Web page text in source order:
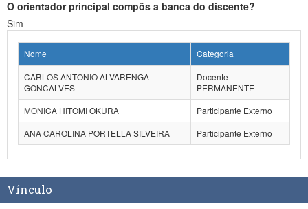
O orientador principal compôs a banca do discente?
Sim
Nome
Categoria
CARLOS ANTONIO ALVARENGA
GONCALVES
Docente -
PERMANENTE
MONICA HITOMI OKURA
Participante Externo
ANA CAROLINA PORTELLA SILVEIRA
Participante Externo
Vínculo